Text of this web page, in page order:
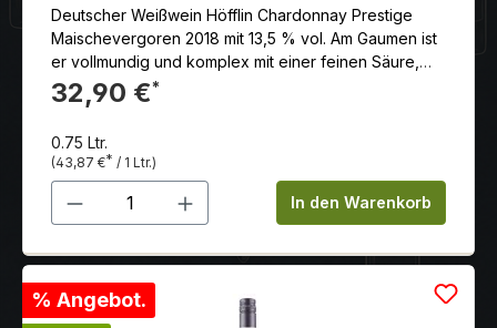
Deutscher Weißwein Höfflin Chardonnay Prestige
Maischevergoren 2018 mit 13,5 % vol. Am Gaumen ist
er vollmundig und komplex mit einer feinen Säure,
die für Frische sorgt. Die Maischegärung verleiht ihm
eine gewisse Tanninstruktur und eine leicht bittere
32,90 €*
0.75 Ltr.
(43,87 €* / 1 Ltr.)
Produkt Anzahl: Gib denIn den Warenkorb
% Angebot.